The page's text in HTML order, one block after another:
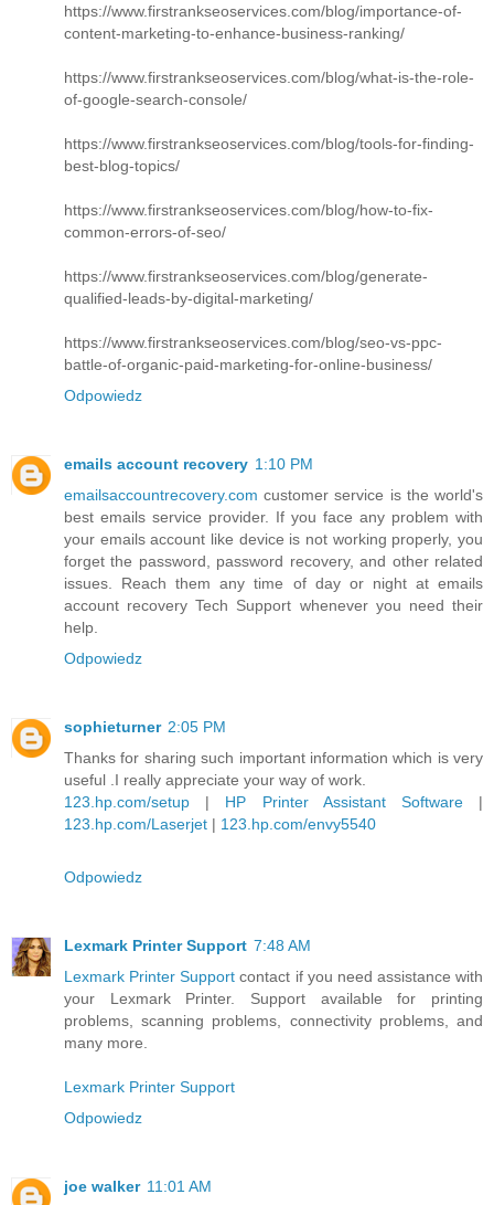
https://www.firstrankseoservices.com/blog/importance-of-
content-marketing-to-enhance-business-ranking/
https://www.firstrankseoservices.com/blog/what-is-the-role-
of-google-search-console/
https://www.firstrankseoservices.com/blog/tools-for-finding-
best-blog-topics/
https://www.firstrankseoservices.com/blog/how-to-fix-
common-errors-of-seo/
https://www.firstrankseoservices.com/blog/generate-
qualified-leads-by-digital-marketing/
https://www.firstrankseoservices.com/blog/seo-vs-ppc-
battle-of-organic-paid-marketing-for-online-business/
Odpowiedz
emails account recovery 1:10 PM
emailsaccountrecovery.com customer service is the world's
best emails service provider. If you face any problem with
your emails account like device is not working properly, you
forget the password, password recovery, and other related
issues. Reach them any time of day or night at emails
account recovery Tech Support whenever you need their
help.
Odpowiedz
sophieturner 2:05 PM
Thanks for sharing such important information which is very
useful .I really appreciate your way of work.
123.hp.com/setup | HP Printer Assistant Software|
123.hp.com/Laserjet | 123.hp.com/envy5540
Odpowiedz
Lexmark Printer Support 7:48 AM
Lexmark Printer Support contact if you need assistance with
your Lexmark Printer. Support available for printing
problems, scanning problems, connectivity problems, and
many more.
Lexmark Printer Support
Odpowiedz
joe walker 11:01 AM